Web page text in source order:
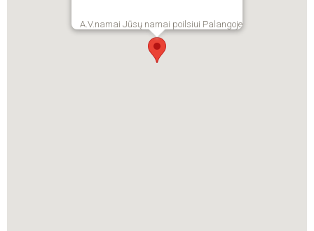
A.V.namai Jūsų namai poilsiui Palangoje